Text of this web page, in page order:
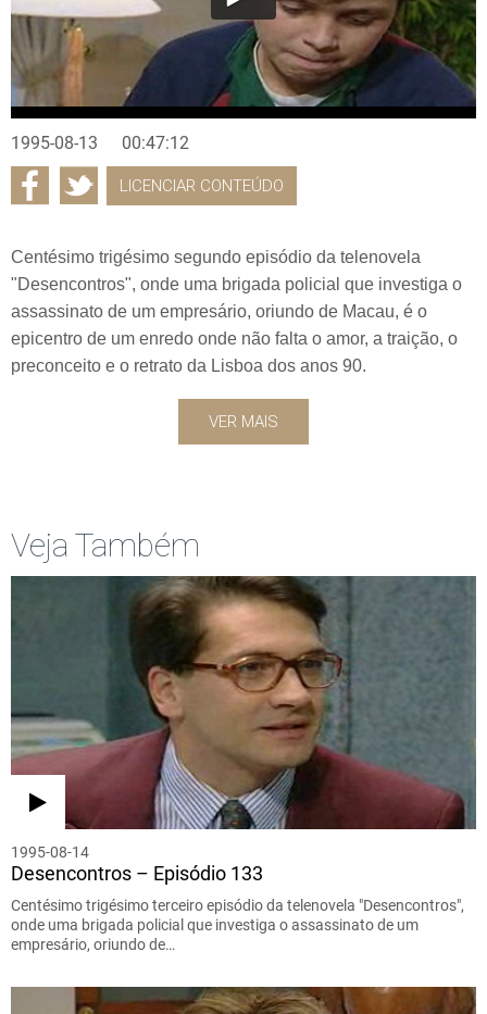
1995-08-13 00:47:12
LICENCIAR CONTEÚDO
Centésimo trigésimo segundo episódio da telenovela
"Desencontros", onde uma brigada policial que investiga o
assassinato de um empresário, oriundo de Macau, é o
epicentro de um enredo onde não falta o amor, a traição, o
preconceito e o retrato da Lisboa dos anos 90.
VER MAIS
Veja Também
1995-08-14
Desencontros – Episódio 133
Centésimo trigésimo terceiro episódio da telenovela "Desencontros",
onde uma brigada policial que investiga o assassinato de um
empresário, oriundo de…